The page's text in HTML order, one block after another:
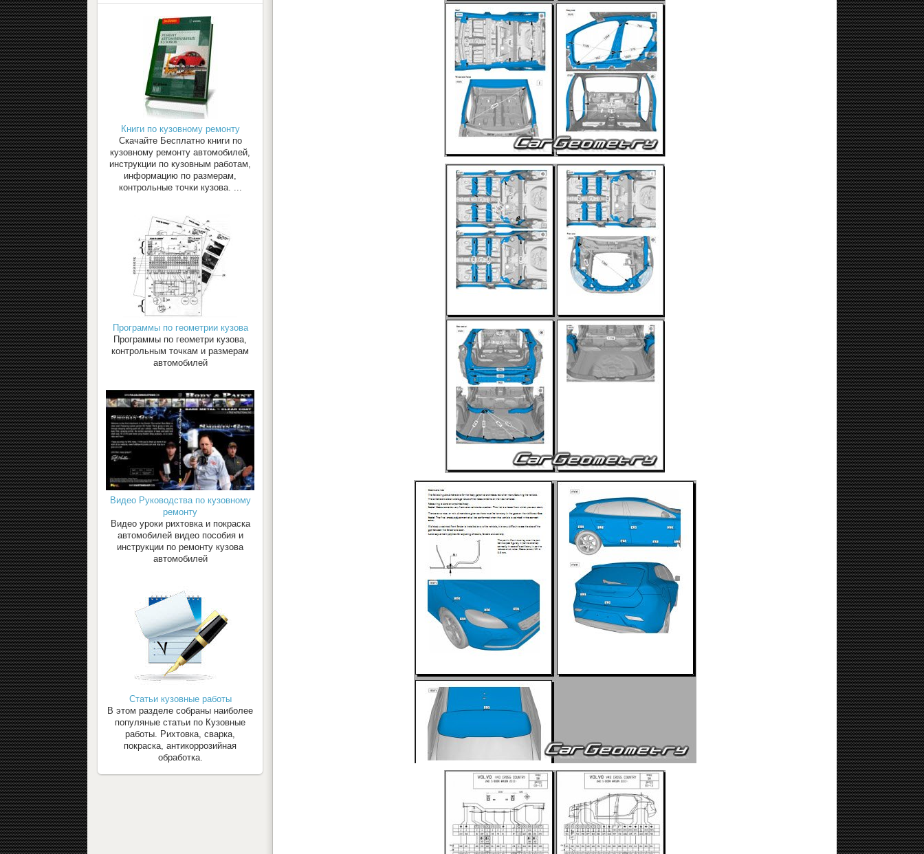
Книги по кузовному ремонту
Скачайте Бесплатно книги по
кузовному ремонту автомобилей,
инструкции по кузовным работам,
информацию по размерам,
контрольные точки кузова. ...
Программы по геометрии кузова
Программы по геометри кузова,
контрольным точкам и размерам
автомобилей
Видео Руководства по кузовному
ремонту
Видео уроки рихтовка и покраска
автомобилей видео пособия и
инструкции по ремонту кузова
автомобилей
Статьи кузовные работы
В этом разделе собраны наиболее
популяные статьи по Кузовные
работы. Рихтовка, сварка,
покраска, антикоррозийная
обработка.